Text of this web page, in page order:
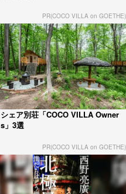
PR(COCO VILLA on GOETHE)
シェア別荘「COCO VILLA Owner
s」3選
PR(COCO VILLA on GOETHE)